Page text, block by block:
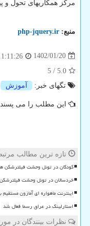
مرکز همکاریهای تحول
منبع: php-jquery.ir
1402/01/20
5.0
/
5
تگهای خبر:
آموزش
این مطلب را می
تازه ترین مطالب
کودکان در تونل وحشت فیلترشکن
خردسالان در تونل وحشت
اینترنت ماهواره ای آمازون
استارلینک در عراق رسما فعال شد
نظرات بینندگان در